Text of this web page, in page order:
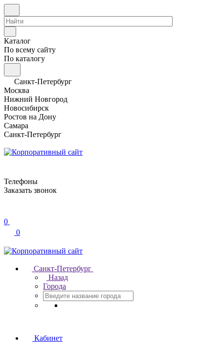
Каталог
По всему сайту
По каталогу
Санкт-Петербург
Москва
Нижний Новгород
Новосибирск
Ростов на Дону
Самара
Санкт-Петербург
Телефоны
Заказать звонок
0
0
Санкт-Петербург
Назад
Города
Кабинет